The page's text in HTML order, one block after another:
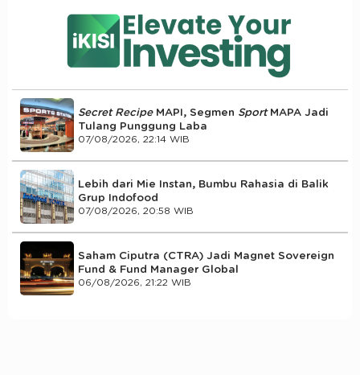
Secret RecipeMAPI, Segmen Sport MAPA Jadi
Tulang Punggung Laba
07/08/2026, 22:14 WIB
Lebih dari Mie Instan, Bumbu Rahasia di Balik
Grup Indofood
07/08/2026, 20:58 WIB
Saham Ciputra (CTRA) Jadi Magnet Sovereign
Fund & Fund Manager Global
06/08/2026, 21:22 WIB